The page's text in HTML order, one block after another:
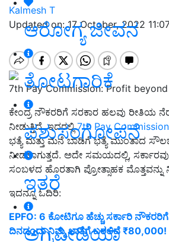
ಆರೋಗ್ಯ ಜೀವನ
ತೋಟಗಾರಿಕೆ
ಪಶುಸಂಗೋಪನೆ
ಇತರೆ
ಅಗ್ರಿಪೀಡಿಯಾ
Kalmesh T
Updated on: 17 October, 2022
7th Pay Commission: Profit
ಕೇಂದ್ರ ನೌಕರರಿಗೆ ಸರಕಾರ ಹಲವು ರೀತಿಯ
ನೀಡುತ್ತಿದೆ. ಇದರಲ್ಲಿ7th Pay Commission
ಭತ್ಯೆ ಮತ್ತು ಮನೆ ಬಾಡಿಗೆ ಭತ್ಯೆ ಮುಂತಾದ
ನೀಡಲಾಗುತ್ತದೆ. ಅದೇ ಸಮಯದಲ್ಲಿ,
ಸಂಬಳದ ಹೊರತಾಗಿ ಪ್ರೋತ್ಸಾಹಕ ಮೊತ್ತವನ್ನು
ಇದನ್ನೂ ಓದಿರಿ:
EPFO: 6 ಕೋಟಿಗೂ ಹೆಚ್ಚು ಸರ್ಕಾರಿ
ದಿನದಂದು ನಿಮ್ಮ ಖಾತೆಗೆ ಬರಲಿದೆ ₹80,000!